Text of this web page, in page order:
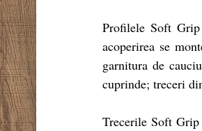
Profilele Soft
acoperirea se
garnitura de
cuprinde; treceri
Trecerile Soft